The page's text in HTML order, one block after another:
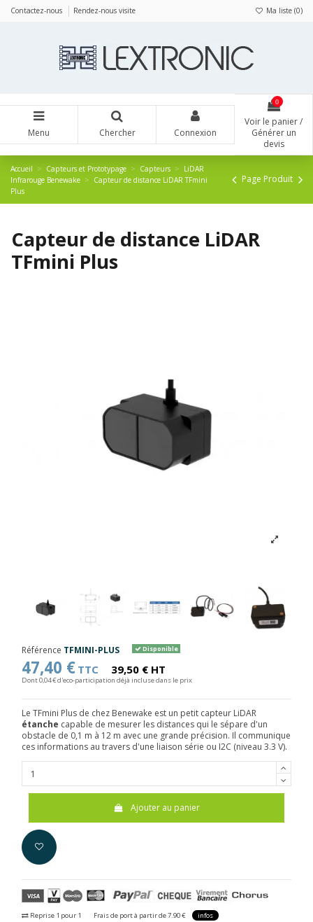
Contactez-nous Rendez-nous visite Ma liste (0)
Menu Chercher Connexion
0
Voir le panier /
Générer un
devis
Accueil Capteurs et Prototypage Capteurs
LiDAR
Infrarouge Benewake
Capteur de distance LiDAR TFmini
Plus
Page Produit
Capteur de distance LiDAR
TFmini Plus
Référence TFMINI-PLUS Disponible
47,40 € TTC 39,50 € HT
Dont 0,04 € d'eco-participation déjà incluse dans le prix
Le TFmini Plus de chez Benewake est un petit capteur LiDAR
étanche capable de mesurer les distances qui le sépare d'un
obstacle de 0,1 m à 12 m avec une grande précision. Il communique
ces informations au travers d'une liaison série ou I2C (niveau 3.3 V).
Ajouter au panier
Reprise 1 pour 1 Frais de port à partir de 7.90 € infos
Panneau de gestion des cookies